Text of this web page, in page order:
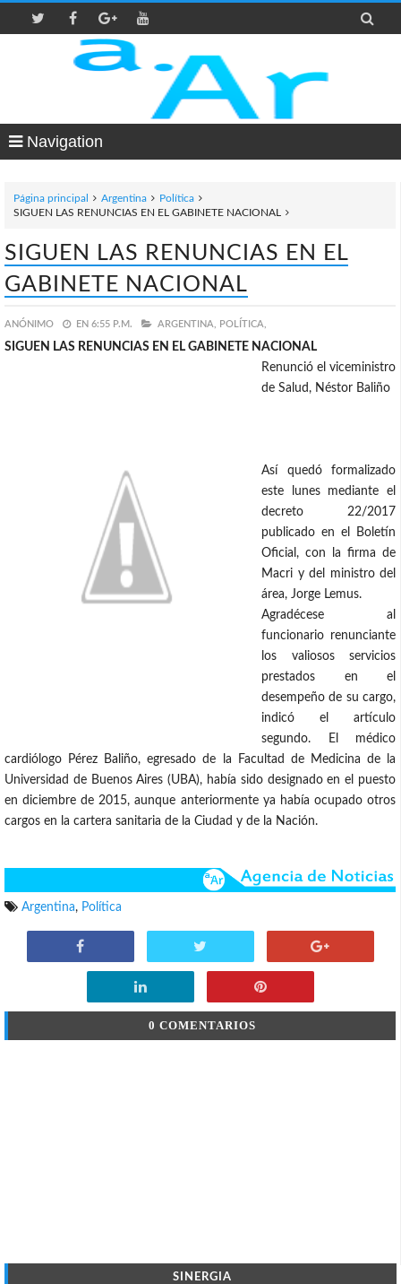

Navigation
Página principal Argentina
Política
SIGUEN LAS RENUNCIAS EN EL GABINETE NACIONAL
SIGUEN LAS RENUNCIAS EN EL
GABINETE NACIONAL
ANÓNIMO EN 6:55 P.M. ARGENTINA, POLÍTICA,
SIGUEN LAS RENUNCIAS EN EL GABINETE NACIONAL
Renunció el viceministro
de Salud, Néstor Baliño
Así quedó formalizado
este lunes mediante el
decreto 22/2017
publicado en el Boletín
Oficial, con la firma de
Macri y del ministro del
área, Jorge Lemus.
Agradécese al
funcionario renunciante
los valiosos servicios
prestados en el
desempeño de su cargo,
indicó el artículo
segundo. El médico
cardiólogo Pérez Baliño, egresado de la Facultad de Medicina de la
Universidad de Buenos Aires (UBA), había sido designado en el puesto
en diciembre de 2015, aunque anteriormente ya había ocupado otros
cargos en la cartera sanitaria de la Ciudad y de la Nación.
Argentina, Política
0 COMENTARIOS
SINERGIA